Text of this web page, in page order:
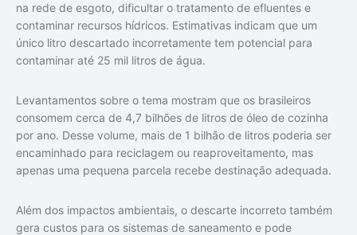
na rede de esgoto, dificultar o tratamento de efluentes e
contaminar recursos hídricos. Estimativas indicam que um
único litro descartado incorretamente tem potencial para
contaminar até 25 mil litros de água.
Levantamentos sobre o tema mostram que os brasileiros
consomem cerca de 4,7 bilhões de litros de óleo de cozinha
por ano. Desse volume, mais de 1 bilhão de litros poderia ser
encaminhado para reciclagem ou reaproveitamento, mas
apenas uma pequena parcela recebe destinação adequada.
Além dos impactos ambientais, o descarte incorreto também
gera custos para os sistemas de saneamento e pode